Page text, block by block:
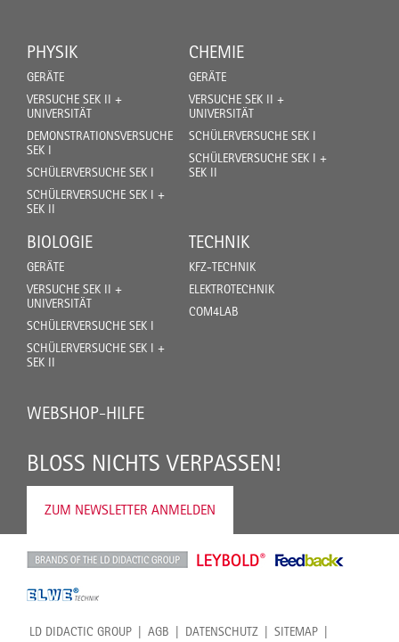
PHYSIK
GERÄTE
VERSUCHE SEK II +
UNIVERSITÄT
DEMONSTRATIONSVERSUCHE
SEK I
SCHÜLERVERSUCHE SEK I
SCHÜLERVERSUCHE SEK I +
SEK II
CHEMIE
GERÄTE
VERSUCHE SEK II +
UNIVERSITÄT
SCHÜLERVERSUCHE SEK I
SCHÜLERVERSUCHE SEK I +
SEK II
BIOLOGIE
GERÄTE
VERSUCHE SEK II +
UNIVERSITÄT
SCHÜLERVERSUCHE SEK I
SCHÜLERVERSUCHE SEK I +
SEK II
TECHNIK
KFZ-TECHNIK
ELEKTROTECHNIK
COM4LAB
WEBSHOP-HILFE
BLOSS NICHTS VERPASSEN!
ZUM NEWSLETTER ANMELDEN
LD DIDACTIC GROUP AGB DATENSCHUTZ SITEMAP